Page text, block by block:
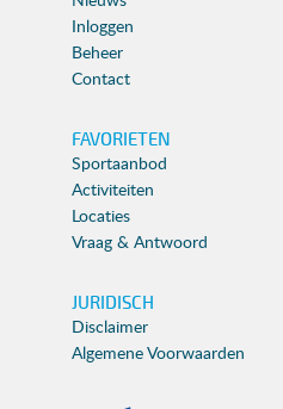
Inloggen
Beheer
Contact
FAVORIETEN
Sportaanbod
Activiteiten
Locaties
Vraag & Antwoord
JURIDISCH
Disclaimer
Algemene Voorwaarden